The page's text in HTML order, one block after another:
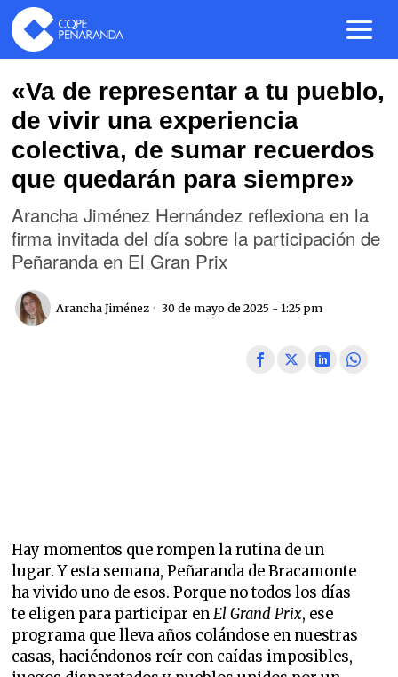
«Va de representar a tu pueblo,
de vivir una experiencia
colectiva, de sumar recuerdos
que quedarán para siempre»
Arancha Jiménez Hernández reflexiona en la
firma invitada del día sobre la participación de
Peñaranda en El Gran Prix
Arancha Jiménez 30 de mayo de 2025 - 1:25 pm
Hay momentos que rompen la rutina de un
lugar. Y esta semana, Peñaranda de Bracamonte
ha vivido uno de esos. Porque no todos los días
te eligen para participar enEl Grand Prix, ese
programa que lleva años colándose en nuestras
casas, haciéndonos reír con caídas imposibles,